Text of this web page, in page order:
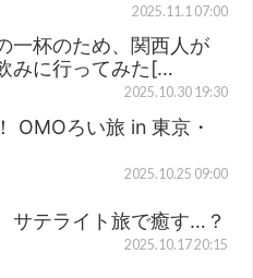
2025.11.1 07:00
一杯のため、関西人が
みに行ってみた[…
2025.10.30 19:30
OMOろい旅 in 東京・
2025.10.25 09:00
サテライト旅で癒す…？
2025.10.17 20:15